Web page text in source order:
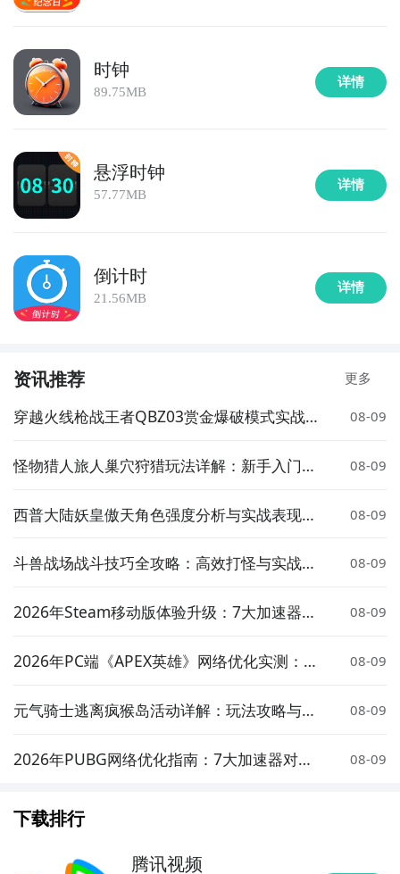
时钟
89.75MB
详情
悬浮时钟
57.77MB
详情
倒计时
21.56MB
详情
资讯推荐 更多
穿越火线枪战王者QBZ03赏金爆破模式实战表
08-09
怪物猎人旅人巢穴狩猎玩法详解：新手入门与
08-09
西普大陆妖皇傲天角色强度分析与实战表现评
08-09
斗兽战场战斗技巧全攻略：高效打怪与实战策
08-09
2026年Steam移动版体验升级：7大加速器对
08-09
2026年PC端《APEX英雄》网络优化实测：7
08-09
元气骑士逃离疯猴岛活动详解：玩法攻略与奖
08-09
2026年PUBG网络优化指南：7大加速器对比
08-09
下载排行
腾讯视频